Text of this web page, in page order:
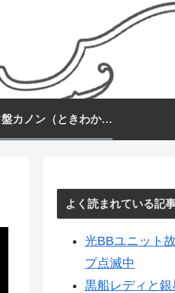
常盤カノン（ときわかのん）
よく読まれている記
光BBユニット
プ点滅中
黒船レディと